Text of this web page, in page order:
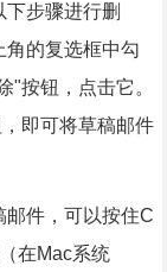
步骤进行删
角的复选框中勾
"按钮，点击它。
即可将草稿邮件
邮件，可以按住C
在Mac系统